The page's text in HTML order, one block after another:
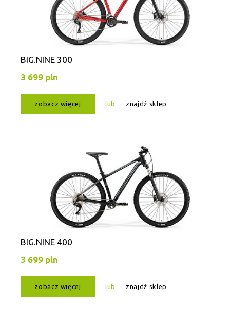
BIG.NINE 300
3 699 pln
zobacz więcej lub znajdź sklep
BIG.NINE 400
3 699 pln
zobacz więcej lub znajdź sklep